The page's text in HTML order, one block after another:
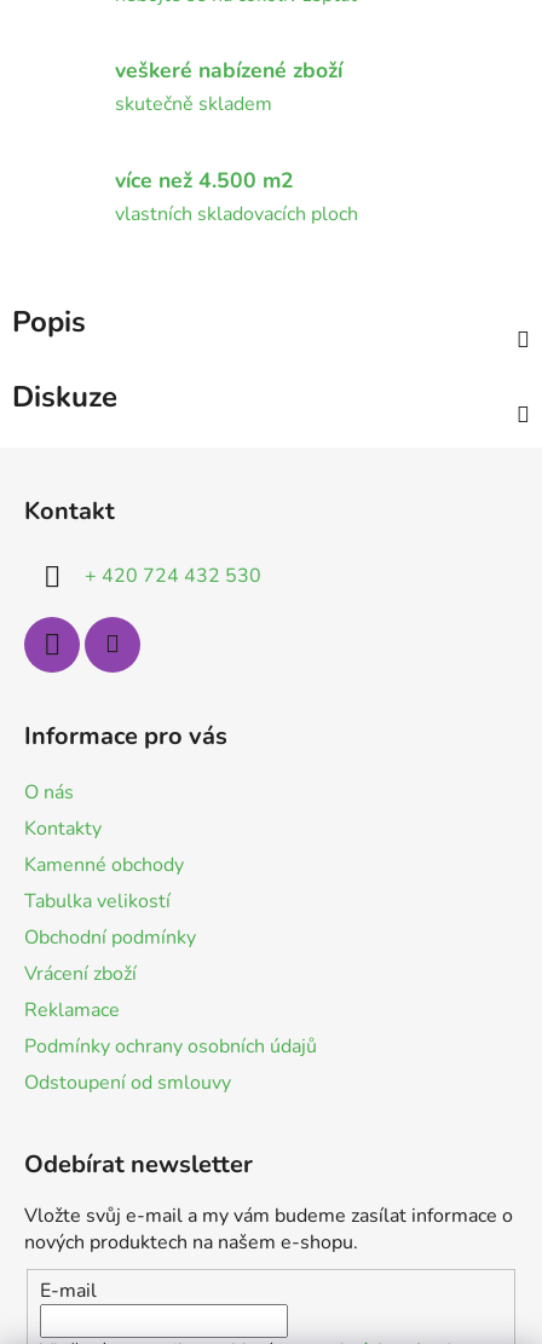
veškeré nabízené zboží
skutečně skladem
více než 4.500 m2
vlastních skladovacích ploch
Popis
Diskuze
Kontakt
+ 420 724 432 530
Informace pro vás
O nás
Kontakty
Kamenné obchody
Tabulka velikostí
Obchodní podmínky
Vrácení zboží
Reklamace
Podmínky ochrany osobních údajů
Odstoupení od smlouvy
Odebírat newsletter
Vložte svůj e-mail a my vám budeme zasílat informace o
nových produktech na našem e-shopu.
E-mail